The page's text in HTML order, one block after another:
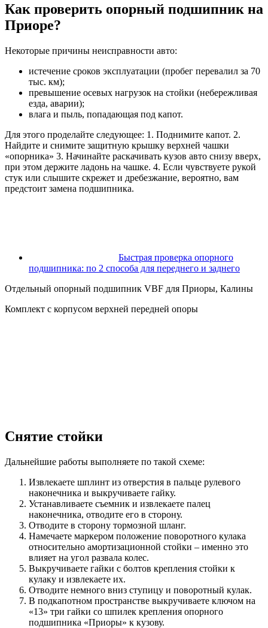
Как проверить опорный подшипник на
Приоре?
Некоторые причины неисправности авто:
истечение сроков эксплуатации (пробег перевалил за 70
тыс. км);
превышение осевых нагрузок на стойки (небережливая
езда, аварии);
влага и пыль, попадающая под капот.
Для этого проделайте следующее: 1. Поднимите капот. 2.
Найдите и снимите защитную крышку верхней чашки
«опорника» 3. Начинайте раскачивать кузов авто снизу вверх,
при этом держите ладонь на чашке. 4. Если чувствуете рукой
стук или слышите скрежет и дребезжание, вероятно, вам
предстоит замена подшипника.
Быстрая проверка опорного
подшипника: по 2 способа для переднего и заднего
Отдельный опорный подшипник VBF для Приоры, Калины
Комплект с корпусом верхней передней опоры
Снятие стойки
Дальнейшие работы выполняете по такой схеме:
Извлекаете шплинт из отверстия в пальце рулевого
наконечника и выкручиваете гайку.
Устанавливаете съемник и извлекаете палец
наконечника, отводите его в сторону.
Отводите в сторону тормозной шланг.
Намечаете маркером положение поворотного кулака
относительно амортизационной стойки – именно это
влияет на угол развала колес.
Выкручиваете гайки с болтов крепления стойки к
кулаку и извлекаете их.
Отводите немного вниз ступицу и поворотный кулак.
В подкапотном пространстве выкручиваете ключом на
«13» три гайки со шпилек крепления опорного
подшипника «Приоры» к кузову.